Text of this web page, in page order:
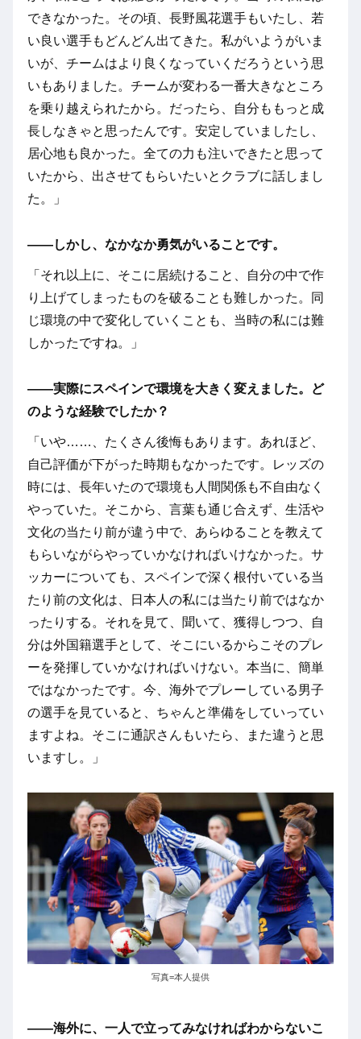
できなかった。その頃、長野風花選手もいたし、若
い良い選手もどんどん出てきた。私がいようがいま
いが、チームはより良くなっていくだろうという思
いもありました。チームが変わる一番大きなところ
を乗り越えられたから。だったら、自分ももっと成
長しなきゃと思ったんです。安定していましたし、
居心地も良かった。全ての力も注いできたと思って
いたから、出させてもらいたいとクラブに話しまし
た。」
――しかし、なかなか勇気がいることです。
「それ以上に、そこに居続けること、自分の中で作
り上げてしまったものを破ることも難しかった。同
じ環境の中で変化していくことも、当時の私には難
しかったですね。」
――実際にスペインで環境を大きく変えました。ど
のような経験でしたか？
「いや……、たくさん後悔もあります。あれほど、
自己評価が下がった時期もなかったです。レッズの
時には、長年いたので環境も人間関係も不自由なく
やっていた。そこから、言葉も通じ合えず、生活や
文化の当たり前が違う中で、あらゆることを教えて
もらいながらやっていかなければいけなかった。サ
ッカーについても、スペインで深く根付いている当
たり前の文化は、日本人の私には当たり前ではなか
ったりする。それを見て、聞いて、獲得しつつ、自
分は外国籍選手として、そこにいるからこそのプレ
ーを発揮していかなければいけない。本当に、簡単
ではなかったです。今、海外でプレーしている男子
の選手を見ていると、ちゃんと準備をしていってい
ますよね。そこに通訳さんもいたら、また違うと思
いますし。」
写真=本人提供
――海外に、一人で立ってみなければわからないこ